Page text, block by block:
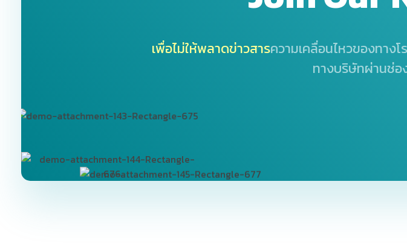
เพื่อไม่ให้พลาดข่าวสารความเคลื่อนไหวของทางโ
ทางบริษัทผ่านช่อ